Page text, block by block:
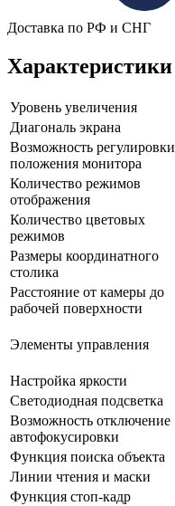
Доставка по РФ и СНГ
Характеристики
Уровень увеличения
Диагональ экрана
Возможность регулировки
положения монитора
Количество режимов
отображения
Количество цветовых
режимов
Размеры координатного
столика
Расстояние от камеры до
рабочей поверхности
Элементы управления
Настройка яркости
Светодиодная подсветка
Возможность отключение
автофокусировки
Функция поиска объекта
Линии чтения и маски
Функция стоп-кадр